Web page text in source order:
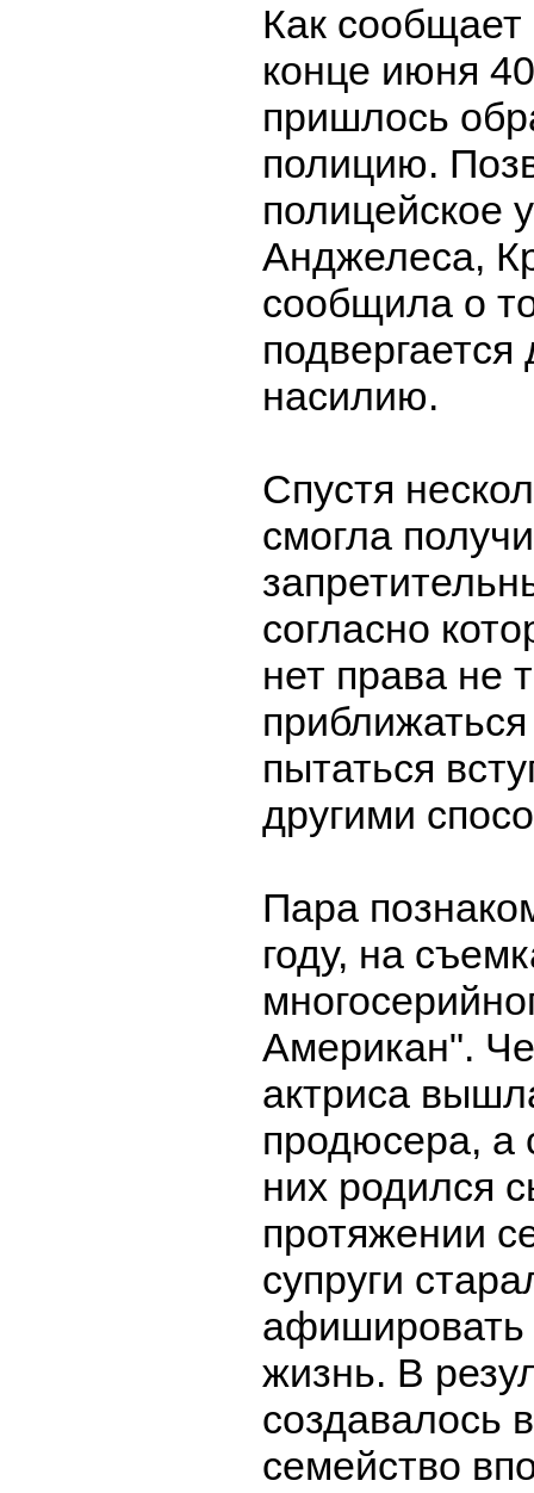
Как
конце июня
пришлось
полицию.
полицейское
Анджелеса,
сообщила о
насилию.
Спустя
смогла
согласно
нет права не
пытаться
другими
Пара
году, на
Американ".
актриса
продюсера, а
них родился
протяжении
супруги
жизнь. В
создавалось
семейство